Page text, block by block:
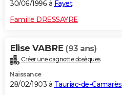
30/06/1996 à Fayet
Famille DRESSAYRE
Elise VABRE (93 ans)
Créer une cagnotte obsèques
Naissance
28/02/1903 à Tauriac-de-Camarès